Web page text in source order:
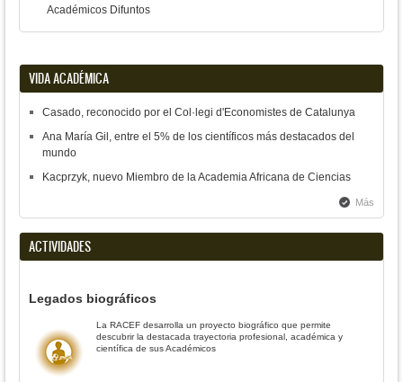
Académicos Difuntos
VIDA ACADÉMICA
Casado, reconocido por el Col·legi d'Economistes de Catalunya
Ana María Gil, entre el 5% de los científicos más destacados del
mundo
Kacprzyk, nuevo Miembro de la Academia Africana de Ciencias
Más
ACTIVIDADES
Legados biográficos
La RACEF desarrolla un proyecto biográfico que permite
descubrir la destacada trayectoria profesional, académica y
científica de sus Académicos